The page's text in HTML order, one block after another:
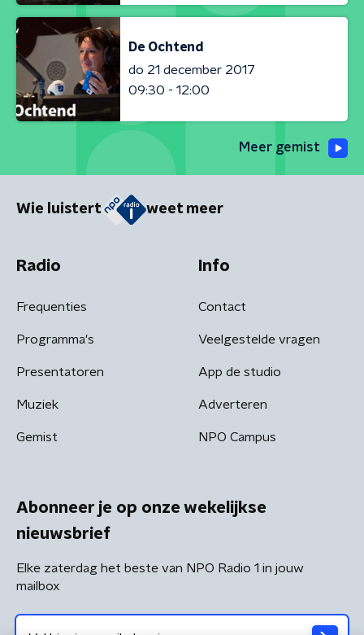
De Ochtend
do 21 december 2017
09:30 - 12:00
Meer gemist
Wie luistert weet meer
Radio
Frequenties
Programma's
Presentatoren
Muziek
Gemist
Info
Contact
Veelgestelde vragen
App de studio
Adverteren
NPO Campus
Abonneer je op onze wekelijkse
nieuwsbrief
Elke zaterdag het beste van NPO Radio 1 in jouw
mailbox